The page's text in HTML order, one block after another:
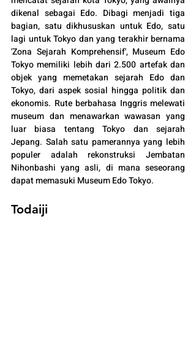
dikenal sebagai Edo. Dibagi menjadi tiga
bagian, satu dikhususkan untuk Edo, satu
lagi untuk Tokyo dan yang terakhir bernama
'Zona Sejarah Komprehensif', Museum Edo
Tokyo memiliki lebih dari 2.500 artefak dan
objek yang memetakan sejarah Edo dan
Tokyo, dari aspek sosial hingga politik dan
ekonomis. Rute berbahasa Inggris melewati
museum dan menawarkan wawasan yang
luar biasa tentang Tokyo dan sejarah
Jepang. Salah satu pamerannya yang lebih
populer adalah rekonstruksi Jembatan
Nihonbashi yang asli, di mana seseorang
dapat memasuki Museum Edo Tokyo.
Todaiji